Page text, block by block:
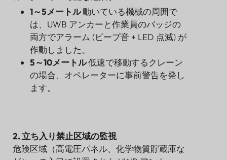
1～5メートル動いている機械の周囲で
は、UWB アンカーと作業員のバッジの
両方でアラーム (ビープ音 + LED 点滅) が
作動しました。
5～10メートル低速で移動するクレーン
の場合、オペレーターに事前警告を発し
ます。
2. 立ち入り禁止区域の監視
危険区域（高電圧パネル、化学物質貯蔵庫な